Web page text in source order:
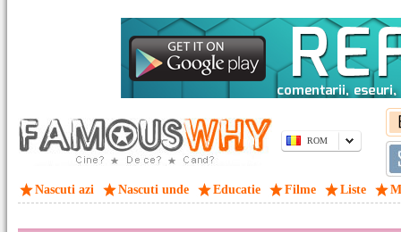
ROM
Nascuti azi Nascuti unde Educatie Filme Liste